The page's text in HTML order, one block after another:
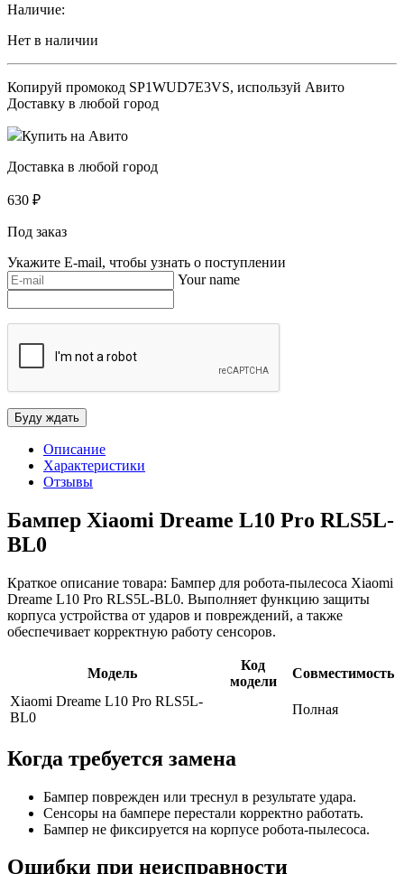
Наличие:
Нет в наличии
Копируй промокод SP1WUD7E3VS, используй Авито
Доставку в любой город
Купить на Авито
Доставка в любой город
630 ₽
Под заказ
Укажите E-mail, чтобы узнать о поступлении
Your name
Описание
Характеристики
Отзывы
Бампер Xiaomi Dreame L10 Pro RLS5L-
BL0
Краткое описание товара: Бампер для робота-пылесоса Xiaomi
Dreame L10 Pro RLS5L-BL0. Выполняет функцию защиты
корпуса устройства от ударов и повреждений, а также
обеспечивает корректную работу сенсоров.
Модель
Код
модели
Совместимость
Xiaomi Dreame L10 Pro RLS5L-
BL0
Полная
Когда требуется замена
Бампер поврежден или треснул в результате удара.
Сенсоры на бампере перестали корректно работать.
Бампер не фиксируется на корпусе робота-пылесоса.
Ошибки при неисправности